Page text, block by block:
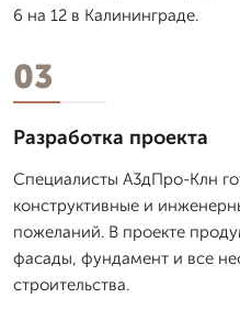
6 на 12 в Калининграде.
03
Разработка проекта
Специалисты А3дПро-Клн
конструктивные и
пожеланий. В проекте
фасады, фундамент и все
строительства.